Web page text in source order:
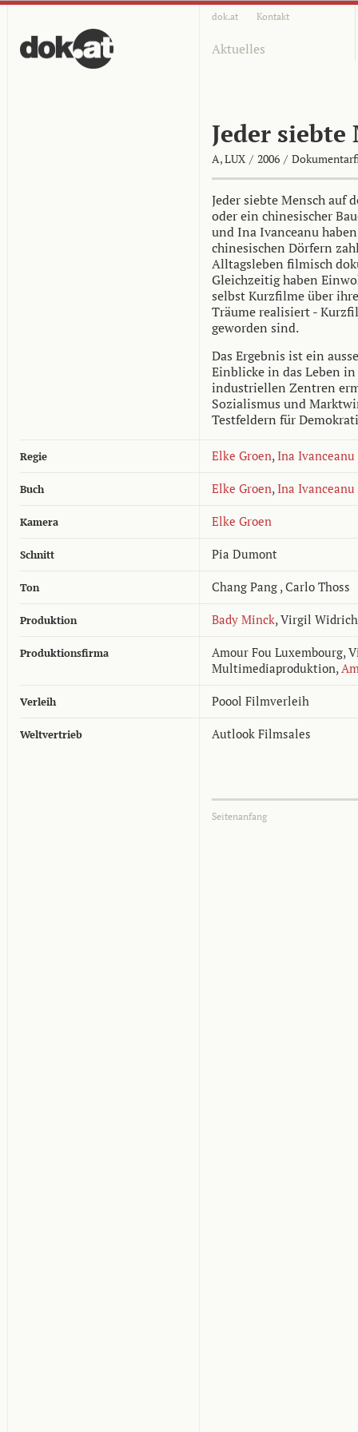
dok.at Kontakt
Aktuelles
Jeder siebte
A, LUX / 2006 /
Jeder siebte Mensch auf
oder ein chinesischer
und Ina Ivanceanu
chinesischen Dörfern
Alltagsleben filmisch
Gleichzeitig haben
selbst Kurzfilme über
Träume realisiert -
geworden sind.
Das Ergebnis ist ein
Einblicke in das Leben
industriellen Zentren
Sozialismus und
Testfeldern für
Regie Elke Groen,Ina Ivanceanu
Buch Elke Groen,Ina Ivanceanu
Kamera Elke Groen
Schnitt Pia Dumont
Ton Chang Pang ,Carlo Thoss
Produktion Bady Minck,Virgil Widrich
Produktionsfirma
Amour Fou Luxembourg,
Multimediaproduktion,
Verleih Poool Filmverleih
Weltvertrieb Autlook Filmsales
Seitenanfang